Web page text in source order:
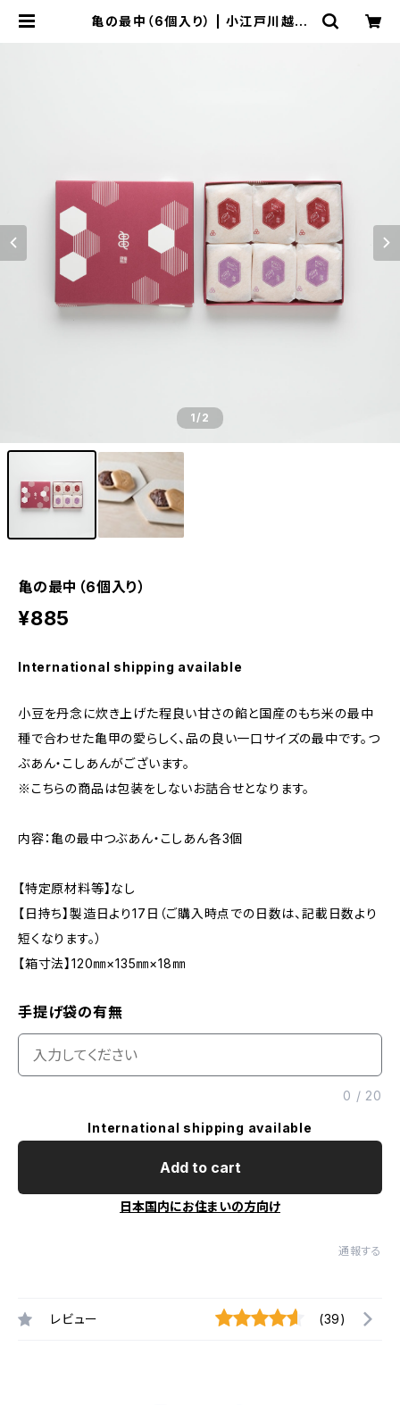
亀の最中（6個入り） | 小江戸川越
1/2
亀の最中（6個入り）
¥885
International shipping available
小豆を丹念に炊き上げた程良い甘さの餡と国産のもち米の最中
種で合わせた亀甲の愛らしく、品の良い一口サイズの最中です。つ
ぶあん・こしあんがございます。
※こちらの商品は包装をしないお詰合せとなります。
内容：亀の最中つぶあん・こしあん各3個
【特定原材料等】なし
【日持ち】製造日より17日（ご購入時点での日数は、記載日数より
短くなります。）
【箱寸法】120㎜×135㎜×18㎜
手提げ袋の有無
0 / 20
International shipping available
Add to cart
日本国内にお住まいの方向け
通報する
レビュー (39)